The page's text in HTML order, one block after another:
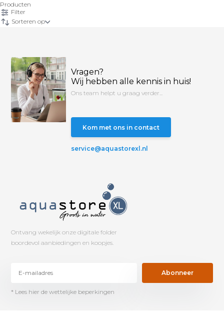
Producten
Filter
Sorteren op
Vragen?
Wij hebben alle kennis in huis!
Ons team helpt u graag verder...
Kom met ons in contact
service@aquastorexl.nl
Ontvang wekelijk onze digitale folder
boordevol aanbiedingen en koopjes.
Abonneer
* Lees hier de wettelijke beperkingen